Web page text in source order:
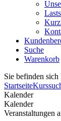
Suche
Warenkorb
Sie befinden sich
Startseite
Kalender
Kalender
Veranstaltungen